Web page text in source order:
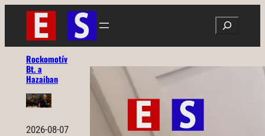
Ugrás
tartalomhoz
Search
Rockomotív
Bt. a
Hazaiban
2026-08-07